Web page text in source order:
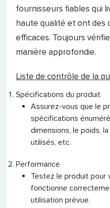
fournisseurs fiables qui
haute qualité et ont des
efficaces. Toujours
manière approfondie.
Liste de contrôle de la
Spécifications du produit
Assurez-vous que le
spécifications
dimensions, le poids,
utilisés, etc.
Performance
Testez le produit pour
fonctionne
utilisation prévue.